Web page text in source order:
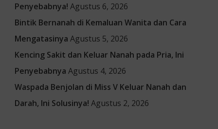
Penyebabnya! Agustus 6, 2026
Bintik Bernanah di Kemaluan Wanita dan Cara
Mengatasinya Agustus 5, 2026
Kencing Sakit dan Keluar Nanah pada Pria, Ini
Penyebabnya Agustus 4, 2026
Waspada Benjolan di Miss V Keluar Nanah dan
Darah, Ini Solusinya! Agustus 2, 2026